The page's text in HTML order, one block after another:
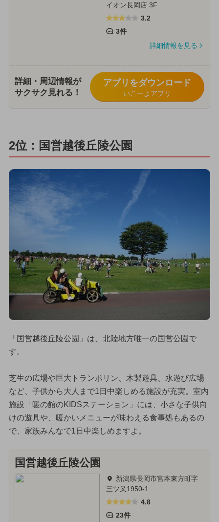
イオン長岡店 3F
3.2
3件
詳細情報を見る
詳細・周辺情報が
サクサク見れる！
アプリをダウンロード
いこーよアプリ
2位：国営越後丘陵公園
「国営越後丘陵公園」は、北陸地方唯一の国営公園で
す。
芝生の広場や巨大トランポリン、木製遊具、水遊び広場
など、子供から大人まで1日中楽しめる施設が充実。室内
施設「暖の館のKIDSステーション」には、小さな子供向
けの遊具や、暖かいメニューが味わえる食事処もあるの
で、家族みんなで1日中楽しめますよ。
国営越後丘陵公園
新潟県長岡市宮本東方町字
三ツ又1950-1
4.8
23件